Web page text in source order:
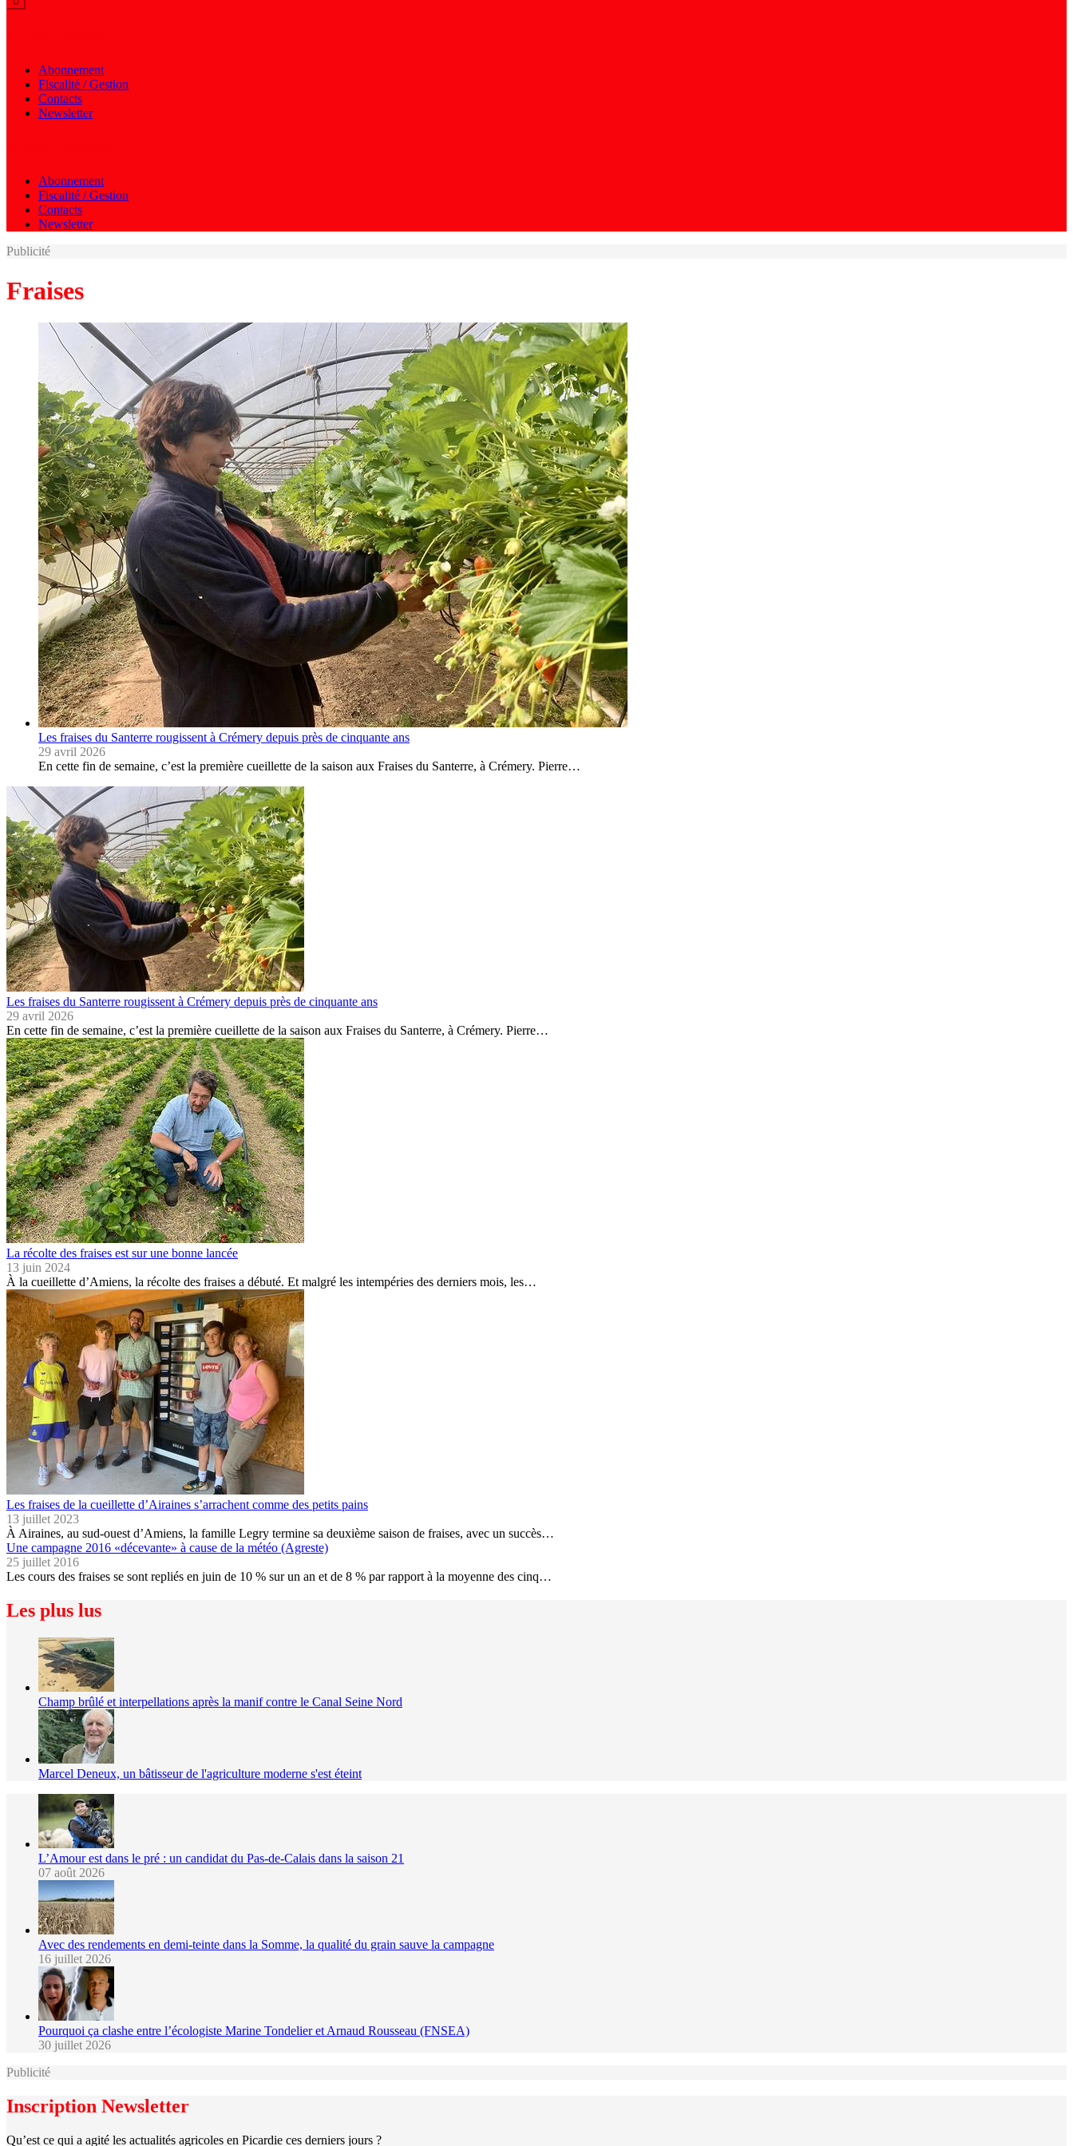
Abonnement
Fiscalité / Gestion
Contacts
Newsletter
Abonnement
Fiscalité / Gestion
Contacts
Newsletter
Publicité
Fraises
Les fraises du Santerre rougissent à Crémery depuis près de cinquante ans
29 avril 2026
En cette fin de semaine, c’est la première cueillette de la saison aux Fraises du Santerre, à Crémery. Pierre…
Les fraises du Santerre rougissent à Crémery depuis près de cinquante ans
29 avril 2026
En cette fin de semaine, c’est la première cueillette de la saison aux Fraises du Santerre, à Crémery. Pierre…
La récolte des fraises est sur une bonne lancée
13 juin 2024
À la cueillette d’Amiens, la récolte des fraises a débuté. Et malgré les intempéries des derniers mois, les…
Les fraises de la cueillette d’Airaines s’arrachent comme des petits pains
13 juillet 2023
À Airaines, au sud-ouest d’Amiens, la famille Legry termine sa deuxième saison de fraises, avec un succès…
Une campagne 2016 «décevante» à cause de la météo (Agreste)
25 juillet 2016
Les cours des fraises se sont repliés en juin de 10 % sur un an et de 8 % par rapport à la moyenne des cinq…
Les plus lus
Champ brûlé et interpellations après la manif contre le Canal Seine Nord
Marcel Deneux, un bâtisseur de l'agriculture moderne s'est éteint
L’Amour est dans le pré : un candidat du Pas-de-Calais dans la saison 21
07 août 2026
Avec des rendements en demi-teinte dans la Somme, la qualité du grain sauve la campagne
16 juillet 2026
Pourquoi ça clashe entre l’écologiste Marine Tondelier et Arnaud Rousseau (FNSEA)
30 juillet 2026
Publicité
Inscription Newsletter
Qu’est ce qui a agité les actualités agricoles en Picardie ces derniers jours ?